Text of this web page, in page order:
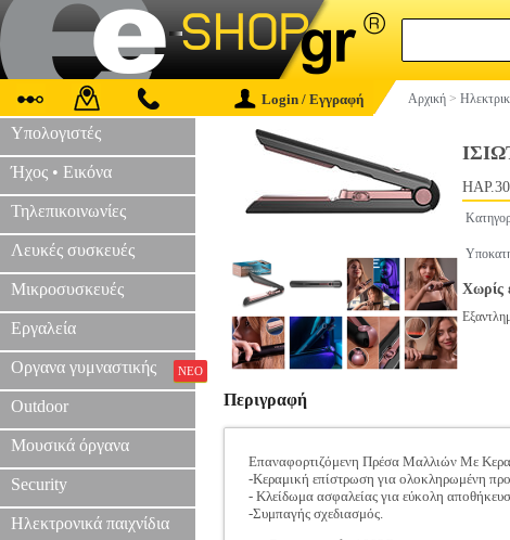
Login / Εγγραφή Αρχική >
Υπολογιστές
Ήχος • Εικόνα
Τηλεπικοινωνίες
Λευκές συσκευές
Μικροσυσκευές
Εργαλεία
Οργανα γυμναστικής ΝΕΟ
Outdoor
Μουσικά όργανα
Security
Ηλεκτρονικά παιχνίδια
Χωρίς
Περιγραφή
Επαναφορτιζόμενη Πρέσα Μαλλιών Με
-Κεραμική επίστρωση για ολοκληρωμένη
- Κλείδωμα ασφαλείας για εύκολη
-Συμπαγής σχεδιασμός.